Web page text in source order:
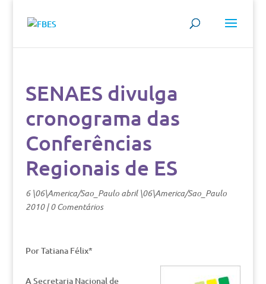
SENAES divulga
cronograma das
Conferências
Regionais de ES
6 \06\America/Sao_Paulo abril \06\America/Sao_Paulo
2010|0 Comentários
Por Tatiana Félix*
A Secretaria Nacional de